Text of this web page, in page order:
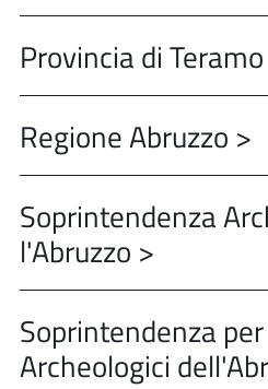
Provincia di
Regione Abruzzo >
Soprintendenza
l'Abruzzo >
Soprintendenza
Archeologici